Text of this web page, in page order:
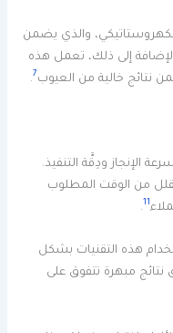
والذي يضمن
إلى ذلك، تعمل هذه
نتائج خالية من العيوب7
.
الإنجاز ودِقَّة التنفيذ.
من الوقت المطلوب
11
.
هذه التقنيات بشكل
مبهرة تتفوق على